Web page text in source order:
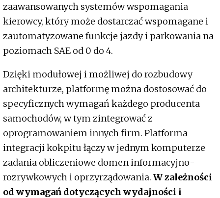
zaawansowanych systemów wspomagania
kierowcy, który może dostarczać wspomagane i
zautomatyzowane funkcje jazdy i parkowania na
poziomach SAE od 0 do 4.
Dzięki modułowej i możliwej do rozbudowy
architekturze, platformę można dostosować do
specyficznych wymagań każdego producenta
samochodów, w tym zintegrować z
oprogramowaniem innych firm. Platforma
integracji kokpitu łączy w jednym komputerze
zadania obliczeniowe domen informacyjno-
rozrywkowych i oprzyrządowania. W zależności
od wymagań dotyczących wydajności i